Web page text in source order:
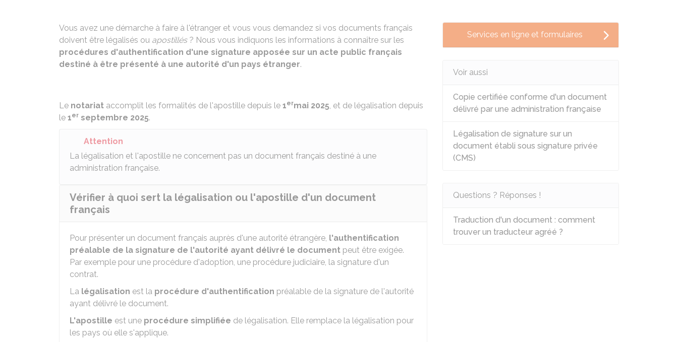
Vous avez une démarche à faire à l'étranger et vous vous demandez si vos documents français
doivent être légalisés ou apostillés? Nous vous indiquons les informations à connaître sur les
procédures d'authentification d'une signature apposée sur un acte public français
destiné à être présenté à une autorité d'un pays étranger.
Le notariat accomplit les formalités de l'apostille depuis le 1ermai 2025, et de légalisation depuis
le 1er septembre 2025.
Attention
La légalisation et l'apostille ne concernent pas un document français destiné à une
administration française.
Vérifier à quoi sert la légalisation ou l'apostille d'un document
français
Pour présenter un document français auprès d'une autorité étrangère, l'authentification
préalable de la signature de l'autorité ayant délivré le document peut être exigée.
Par exemple pour une procédure d'adoption, une procédure judiciaire, la signature d'un
contrat.
La légalisation est la procédure d'authentification préalable de la signature de l'autorité
ayant délivré le document.
L'apostille est une procédure simplifiée de légalisation. Elle remplace la légalisation pour
les pays où elle s'applique.
Services en ligne et formulaires
Voir aussi
Copie certifiée conforme d'un document
délivré par une administration française
Légalisation de signature sur un
document établi sous signature privée
(CMS)
Questions ? Réponses !
Traduction d'un document : comment
trouver un traducteur agréé ?